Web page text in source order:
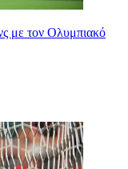
με τον Ολυμπιακό